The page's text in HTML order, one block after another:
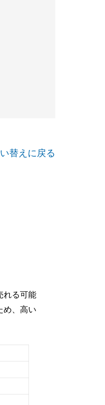
替えに戻る
れる可能
め、高い